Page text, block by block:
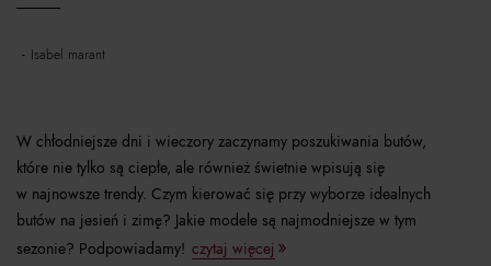
isabel marant
W chłodniejsze dni i wieczory zaczynamy poszukiwania butów,
które nie tylko są ciepłe, ale również świetnie wpisują się
w najnowsze trendy. Czym kierować się przy wyborze idealnych
butów na jesień i zimę? Jakie modele są najmodniejsze w tym
sezonie? Podpowiadamy! czytaj więcej